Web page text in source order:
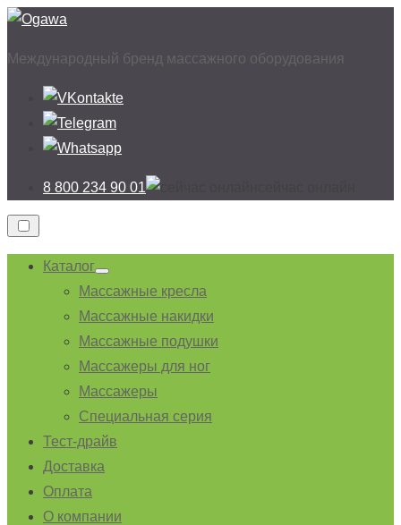
Перейти
содержимому
Международный бренд массажного оборудования
8 800 234 90 01
Каталог
Показывать
подменю
Массажные кресла
Массажные накидки
Массажные подушки
Массажеры для ног
Массажеры
Специальная серия
Тест-драйв
Доставка
Оплата
О компании